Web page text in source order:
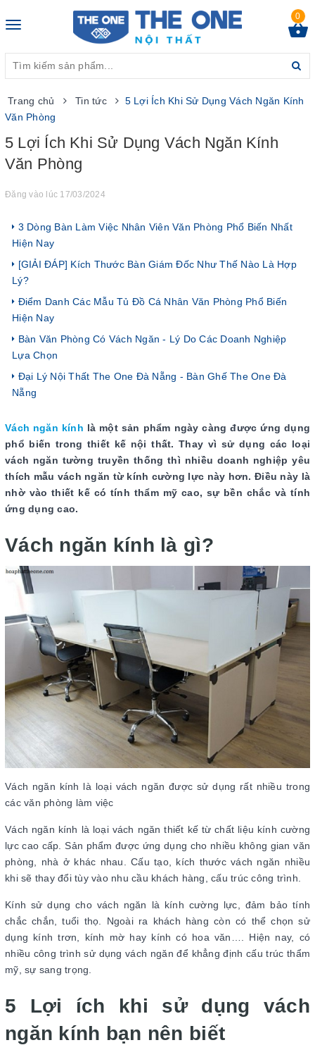
Toggle
0
Trang chủ Tin tức
5 Lợi Ích Khi Sử Dụng Vách Ngăn Kính
Văn Phòng
5 Lợi Ích Khi Sử Dụng Vách Ngăn Kính
Văn Phòng
Đăng vào lúc 17/03/2024
3 Dòng Bàn Làm Việc Nhân Viên Văn Phòng Phổ Biến Nhất
Hiện Nay
[GIẢI ĐÁP] Kích Thước Bàn Giám Đốc Như Thế Nào Là Hợp
Lý?
Điểm Danh Các Mẫu Tủ Đồ Cá Nhân Văn Phòng Phổ Biến
Hiện Nay
Bàn Văn Phòng Có Vách Ngăn - Lý Do Các Doanh Nghiệp
Lựa Chọn
Đại Lý Nội Thất The One Đà Nẵng - Bàn Ghế The One Đà
Nẵng
Vách ngăn kính là một sản phẩm ngày càng được ứng dụng
phổ biến trong thiết kế nội thất. Thay vì sử dụng các loại
vách ngăn tường truyền thống thì nhiều doanh nghiệp yêu
thích mẫu vách ngăn từ kính cường lực này hơn. Điều này là
nhờ vào thiết kế có tính thẩm mỹ cao, sự bền chắc và tính
ứng dụng cao.
Vách ngăn kính là gì?
Vách ngăn kính là loại vách ngăn được sử dụng rất nhiều trong
các văn phòng làm việc
Vách ngăn kính là loại vách ngăn thiết kế từ chất liệu kính cường
lực cao cấp. Sản phẩm được ứng dụng cho nhiều không gian văn
phòng, nhà ở khác nhau. Cấu tạo, kích thước vách ngăn nhiều
khi sẽ thay đổi tùy vào nhu cầu khách hàng, cấu trúc công trình.
Kính sử dụng cho vách ngăn là kính cường lực, đảm bảo tính
chắc chắn, tuổi thọ. Ngoài ra khách hàng còn có thể chọn sử
dụng kính trơn, kính mờ hay kính có hoa văn…. Hiện nay, có
nhiều công trình sử dụng vách ngăn để khẳng định cấu trúc thẩm
mỹ, sự sang trọng.
5 Lợi ích khi sử dụng vách
ngăn kính bạn nên biết